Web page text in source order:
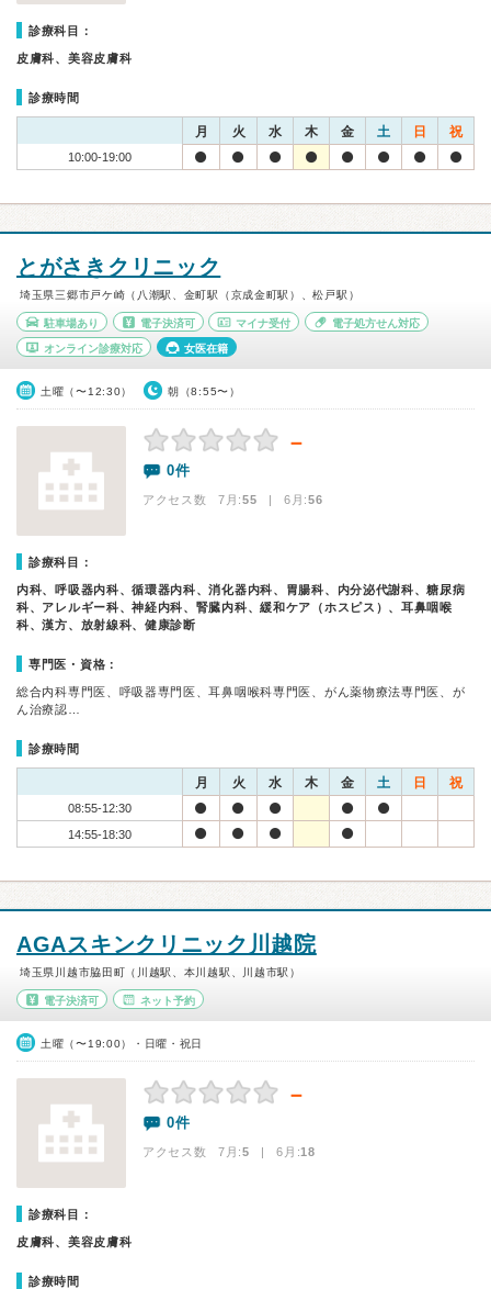
診療科目：
皮膚科、美容皮膚科
診療時間
月 火 水 木 金 土 日 祝
10:00-19:00
とがさきクリニック
埼玉県三郷市戸ケ崎（八潮駅、金町駅（京成金町駅）、松戸駅）
駐車場あり 電子決済可 マイナ受付 電子処方せん対応
オンライン診療対応 女医在籍
土曜（〜12:30） 朝（8:55〜）
－
0件
アクセス数 7月:55 | 6月:56
診療科目：
内科、呼吸器内科、循環器内科、消化器内科、胃腸科、内分泌代謝科、糖尿病
科、アレルギー科、神経内科、腎臓内科、緩和ケア（ホスピス）、耳鼻咽喉
科、漢方、放射線科、健康診断
専門医・資格：
総合内科専門医、呼吸器専門医、耳鼻咽喉科専門医、がん薬物療法専門医、が
ん治療認…
診療時間
月 火 水 木 金 土 日 祝
08:55-12:30
14:55-18:30
AGAスキンクリニック川越院
埼玉県川越市脇田町（川越駅、本川越駅、川越市駅）
電子決済可 ネット予約
土曜（〜19:00）・日曜・祝日
－
0件
アクセス数 7月:5 | 6月:18
診療科目：
皮膚科、美容皮膚科
診療時間